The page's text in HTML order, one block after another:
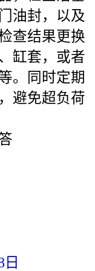
油封，以及
查结果更换
缸套，或者
。同时定期
避免超负荷